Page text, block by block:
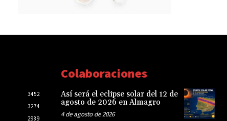
3452
3274
2989
Colaboraciones
Así será el eclipse solar del 12 de
agosto de 2026 en Almagro
4 de agosto de 2026